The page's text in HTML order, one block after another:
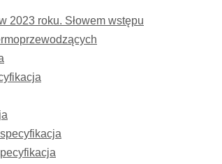
2023 roku. Słowem wstępu